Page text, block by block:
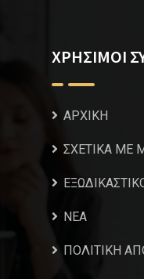
ΧΡΗΣΙΜΟΙ
ΑΡΧΙΚΗ
ΣΧΕΤΙΚΑ ΜΕ
NEA
ΠΟΛΙΤΙΚΗ